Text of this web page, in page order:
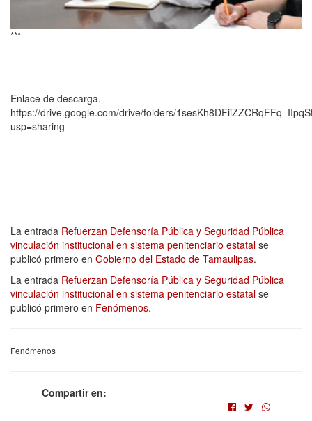
***
Enlace de descarga.
https://drive.google.com/drive/folders/
usp=sharing
La entrada Refuerzan Defensoría Pública y Seguridad Pública
vinculación institucional en sistema penitenciario estatal se
publicó primero en Gobierno del Estado de Tamaulipas.
La entrada Refuerzan Defensoría Pública y Seguridad Pública
vinculación institucional en sistema penitenciario estatal se
publicó primero en Fenómenos.
Fenómenos
Compartir en: